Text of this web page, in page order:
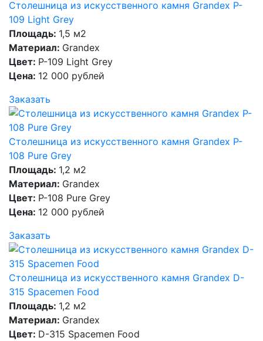
Столешница из искусственного камня Grandex P-
109 Light Grey
Площадь: 1,5 м2
Материал: Grandex
Цвет: P-109 Light Grey
Цена: 12 000 рублей
Заказать
Столешница из искусственного камня Grandex P-
108 Pure Grey
Площадь: 1,2 м2
Материал: Grandex
Цвет: P-108 Pure Grey
Цена: 12 000 рублей
Заказать
Столешница из искусственного камня Grandex D-
315 Spacemen Food
Площадь: 1,2 м2
Материал: Grandex
Цвет: D-315 Spacemen Food